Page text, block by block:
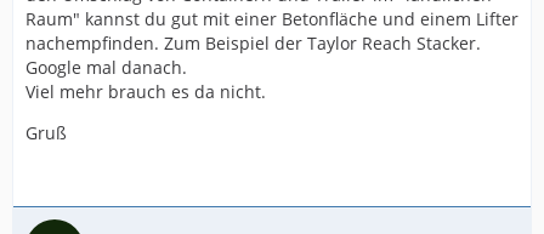
Raum" kannst du gut mit einer Betonfläche und einem Lifter
nachempfinden. Zum Beispiel der Taylor Reach Stacker.
Google mal danach.
Viel mehr brauch es da nicht.
Gruß